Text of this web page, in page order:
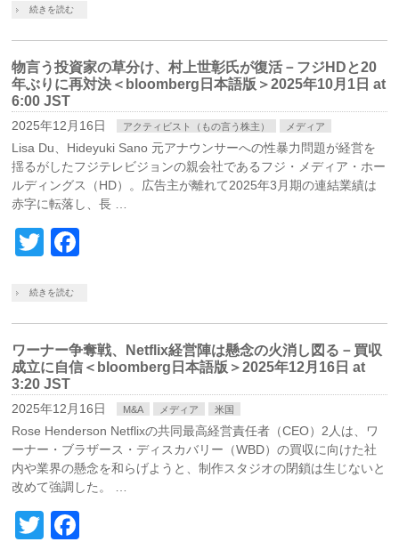
続きを読む
物言う投資家の草分け、村上世彰氏が復活－フジHDと20
年ぶりに再対決＜bloomberg日本語版＞2025年10月1日 at
6:00 JST
2025年12月16日 アクティビスト（もの言う株主） メディア
Lisa Du、Hideyuki Sano 元アナウンサーへの性暴力問題が経営を
揺るがしたフジテレビジョンの親会社であるフジ・メディア・ホー
ルディングス（HD）。広告主が離れて2025年3月期の連結業績は
赤字に転落し、長 …
Twitter
続きを読む
ワーナー争奪戦、Netflix経営陣は懸念の火消し図る－買収
成立に自信＜bloomberg日本語版＞2025年12月16日 at
3:20 JST
2025年12月16日 M&A メディア 米国
Rose Henderson Netflixの共同最高経営責任者（CEO）2人は、ワ
ーナー・ブラザース・ディスカバリー（WBD）の買収に向けた社
内や業界の懸念を和らげようと、制作スタジオの閉鎖は生じないと
改めて強調した。 …
Twitter